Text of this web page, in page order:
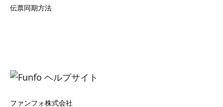
伝票同期方法
ファンフォ株式会社